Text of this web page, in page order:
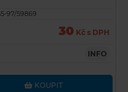
97/59869
30 Kč s DPH
INFO
KOUPIT